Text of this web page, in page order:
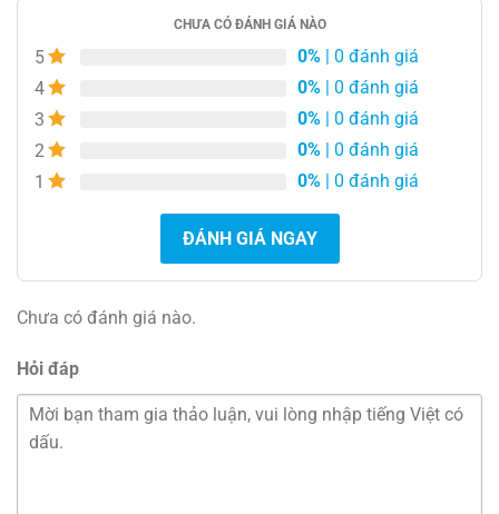
CHƯA CÓ ĐÁNH GIÁ NÀO
5 0% | 0 đánh giá
4
0% | 0 đánh giá
3
0% | 0 đánh giá
2
0% | 0 đánh giá
1
0% | 0 đánh giá
ĐÁNH GIÁ NGAY
Chưa có đánh giá nào.
Hỏi đáp